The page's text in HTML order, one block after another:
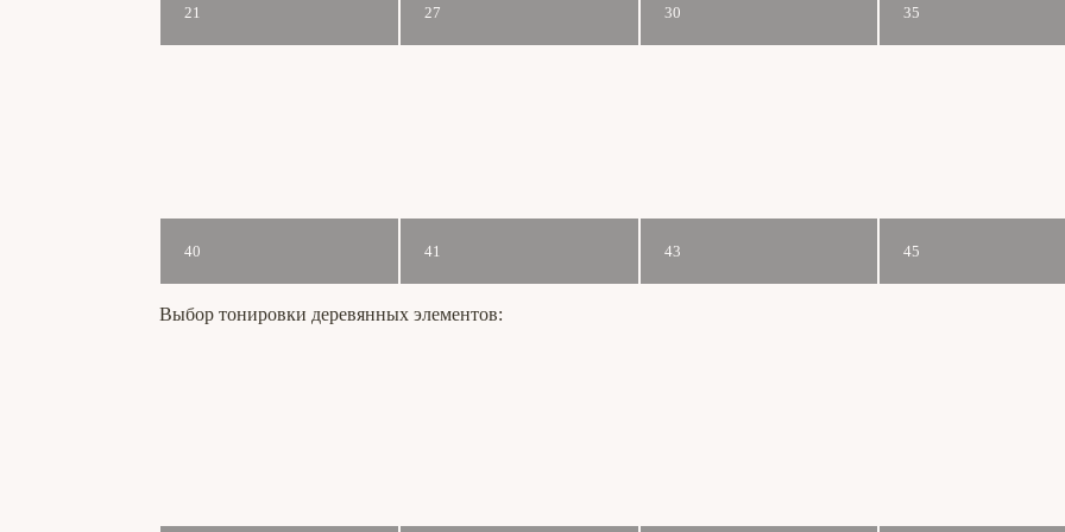
21 27 30 35
40 41 43 45
Выбор тонировки деревянных элементов: